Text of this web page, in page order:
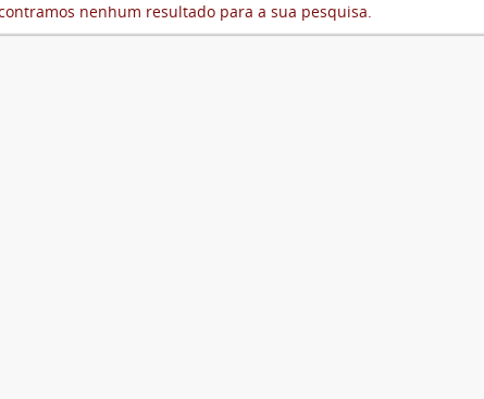
nenhum resultado para a sua pesquisa.